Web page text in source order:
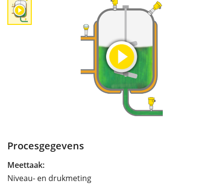
Procesgegevens
Meettaak:
Niveau- en drukmeting